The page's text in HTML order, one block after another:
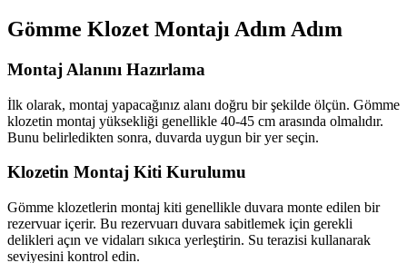
Gömme Klozet Montajı Adım Adım
Montaj Alanını Hazırlama
İlk olarak, montaj yapacağınız alanı doğru bir şekilde ölçün. Gömme
klozetin montaj yüksekliği genellikle 40-45 cm arasında olmalıdır.
Bunu belirledikten sonra, duvarda uygun bir yer seçin.
Klozetin Montaj Kiti Kurulumu
Gömme klozetlerin montaj kiti genellikle duvara monte edilen bir
rezervuar içerir. Bu rezervuarı duvara sabitlemek için gerekli
delikleri açın ve vidaları sıkıca yerleştirin. Su terazisi kullanarak
seviyesini kontrol edin.